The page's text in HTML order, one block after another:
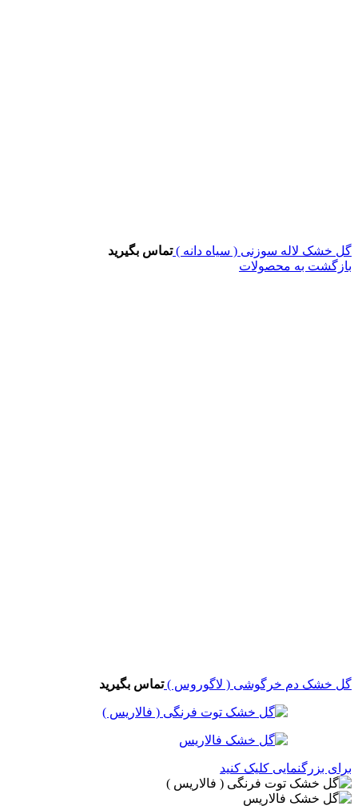
گل خشک لاله سوزنی ( سیاه دانه )تماس بگیرید
بازگشت به محصولات
گل خشک دم خرگوشی ( لاگوروس )تماس بگیرید
برای بزرگنمایی کلیک کنید